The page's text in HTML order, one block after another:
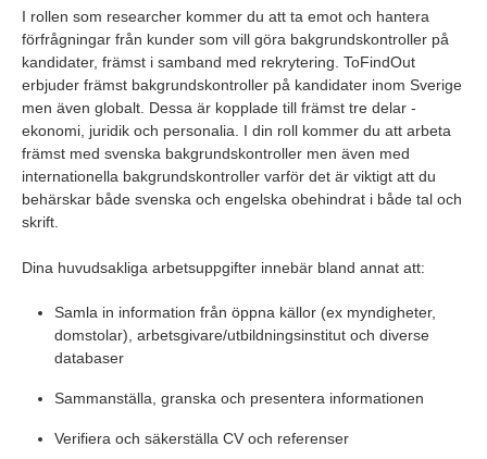
I rollen som researcher kommer du att ta emot och hantera
förfrågningar från kunder som vill göra bakgrundskontroller på
kandidater, främst i samband med rekrytering. ToFindOut
erbjuder främst bakgrundskontroller på kandidater inom Sverige
men även globalt. Dessa är kopplade till främst tre delar -
ekonomi, juridik och personalia. I din roll kommer du att arbeta
främst med svenska bakgrundskontroller men även med
internationella bakgrundskontroller varför det är viktigt att du
behärskar både svenska och engelska obehindrat i både tal och
skrift.
Dina huvudsakliga arbetsuppgifter innebär bland annat att:
Samla in information från öppna källor (ex myndigheter,
domstolar), arbetsgivare/utbildningsinstitut och diverse
databaser
Sammanställa, granska och presentera informationen
Verifiera och säkerställa CV och referenser